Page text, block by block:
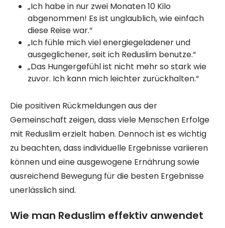
„Ich habe in nur zwei Monaten 10 Kilo
abgenommen! Es ist unglaublich, wie einfach
diese Reise war.“
„Ich fühle mich viel energiegeladener und
ausgeglichener, seit ich Reduslim benutze.“
„Das Hungergefühl ist nicht mehr so stark wie
zuvor. Ich kann mich leichter zurückhalten.“
Die positiven Rückmeldungen aus der
Gemeinschaft zeigen, dass viele Menschen Erfolge
mit Reduslim erzielt haben. Dennoch ist es wichtig
zu beachten, dass individuelle Ergebnisse variieren
können und eine ausgewogene Ernährung sowie
ausreichend Bewegung für die besten Ergebnisse
unerlässlich sind.
Wie man Reduslim effektiv anwendet